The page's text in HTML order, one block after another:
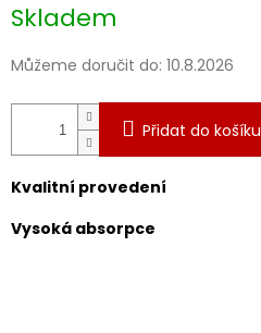
cena:
Skladem
Můžeme doručit do: 10.8.2026
Přidat do košíku
Kvalitní provedení
Vysoká absorpce